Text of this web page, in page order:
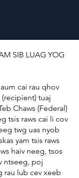
SIB LUAG YOG
cai rau qhov
tuaj
Chaws (Federal)
tsis raws cai li cov
twg uas nyob
yam tsis raws
haiv neeg, tsos
ntseeg, poj
rau lub cev xeeb